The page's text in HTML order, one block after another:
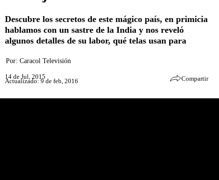
Descubre los secretos de este mágico país, en primicia
hablamos con un sastre de la India y nos reveló
algunos detalles de su labor, qué telas usan para
Por: Caracol Televisión
14 de Jul, 2015
Actualizado: 9 de feb, 2016 Compartir